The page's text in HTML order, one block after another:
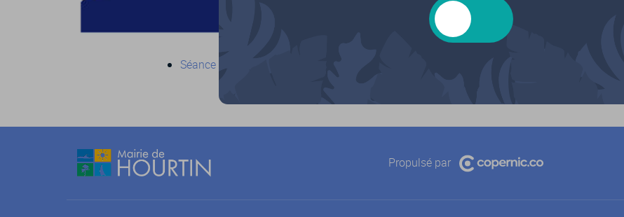
Séance et ordre du jour
Propulsé par